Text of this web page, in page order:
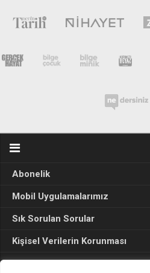
Abonelik
Mobil Uygulamalarımız
Sık Sorulan Sorular
Kişisel Verilerin Korunması
Seçim Sonuçları 2024